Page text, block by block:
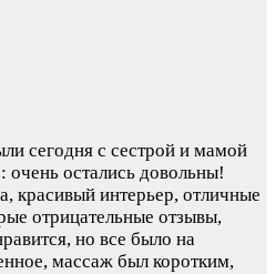
сегодня с сестрой и мамой
остались довольны!
красивый интерьер, отличные
отрицательные отзывы,
но все было на
массаж был коротким,